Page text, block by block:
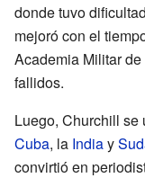
donde tuvo
mejoró con el
Academia Militar
fallidos.
Luego, Churchill se
Cuba, la Indiay
convirtió en